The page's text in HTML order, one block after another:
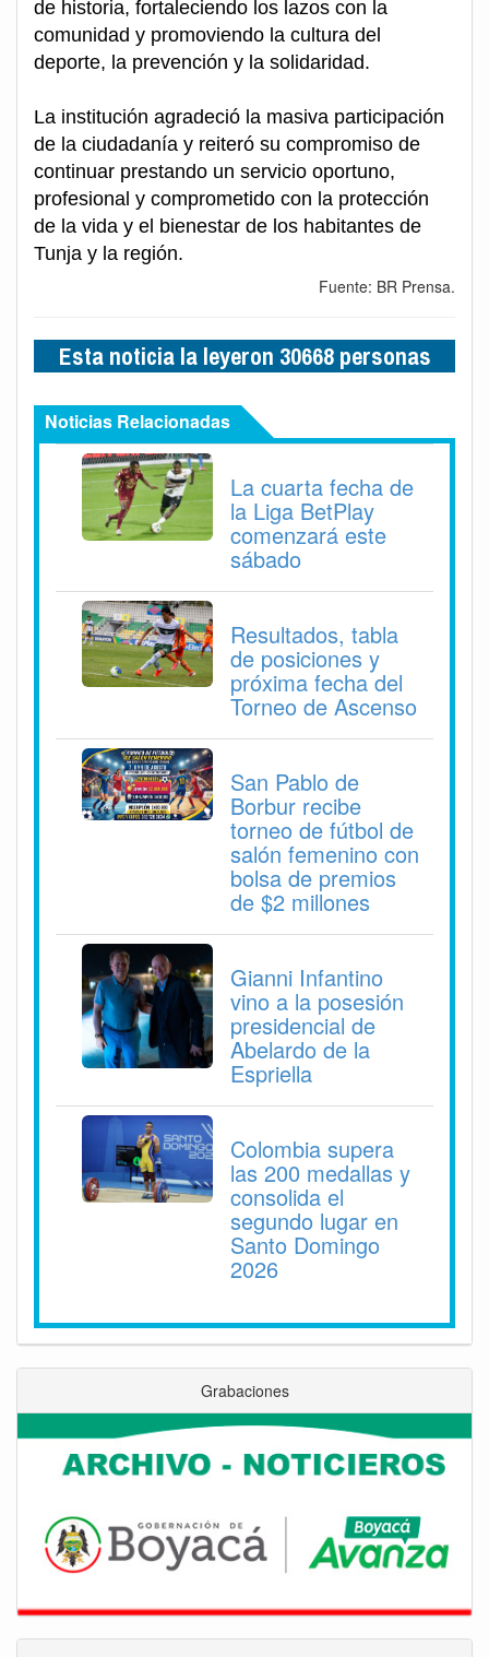
de historia, fortaleciendo los lazos con la
comunidad y promoviendo la cultura del
deporte, la prevención y la solidaridad.
La institución agradeció la masiva participación
de la ciudadanía y reiteró su compromiso de
continuar prestando un servicio oportuno,
profesional y comprometido con la protección
de la vida y el bienestar de los habitantes de
Tunja y la región.
Fuente: BR Prensa.
Esta noticia la leyeron 30668 personas
Noticias Relacionadas
La cuarta fecha de
la Liga BetPlay
comenzará este
sábado
Resultados, tabla
de posiciones y
próxima fecha del
Torneo de Ascenso
San Pablo de
Borbur recibe
torneo de fútbol de
salón femenino con
bolsa de premios
de $2 millones
Gianni Infantino
vino a la posesión
presidencial de
Abelardo de la
Espriella
Colombia supera
las 200 medallas y
consolida el
segundo lugar en
Santo Domingo
2026
Grabaciones